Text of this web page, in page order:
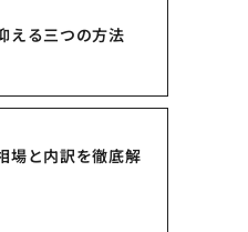
える三つの方法
場と内訳を徹底解